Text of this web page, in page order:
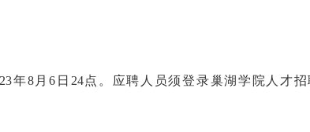
年8月6 日 24点。应聘人员须登录巢湖学院人才招